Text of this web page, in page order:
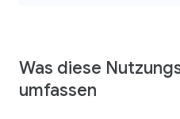
Was diese
umfassen